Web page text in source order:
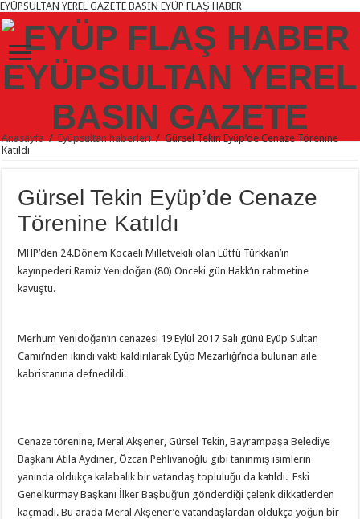
EYÜPSULTAN YEREL GAZETE BASIN EYÜP FLAŞ HABER
Anasayfa / Eyüpsultan haberleri / Gürsel Tekin Eyüp’de Cenaze Törenine
Katıldı
Gürsel Tekin Eyüp’de Cenaze
Törenine Katıldı
MHP’den 24.Dönem Kocaeli Milletvekili olan Lütfü Türkkan’ın
kayınpederi Ramiz Yenidoğan (80) Önceki gün Hakk’ın rahmetine
kavuştu.
Merhum Yenidoğan’ın cenazesi 19 Eylül 2017 Salı günü Eyüp Sultan
Camii’nden ikindi vakti kaldırılarak Eyüp Mezarlığı’nda bulunan aile
kabristanına defnedildi.
Cenaze törenine, Meral Akşener, Gürsel Tekin, Bayrampaşa Belediye
Başkanı Atila Aydıner, Özcan Pehlivanoğlu gibi tanınmış isimlerin
yanında oldukça kalabalık bir vatandaş topluluğu da katıldı. Eski
Genelkurmay Başkanı İlker Başbuğ’un gönderdiği çelenk dikkatlerden
kaçmadı. Bu arada Meral Akşener’e vatandaşlardan oldukça yoğun bir